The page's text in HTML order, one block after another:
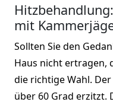
mit
Sollten Sie den
Haus nicht ertragen,
die richtige Wahl.
über 60 Grad erzitzt.